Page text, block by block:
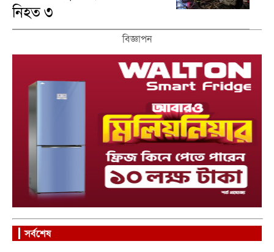
নিহত ৩
বিজ্ঞাপন
সর্বশেষ